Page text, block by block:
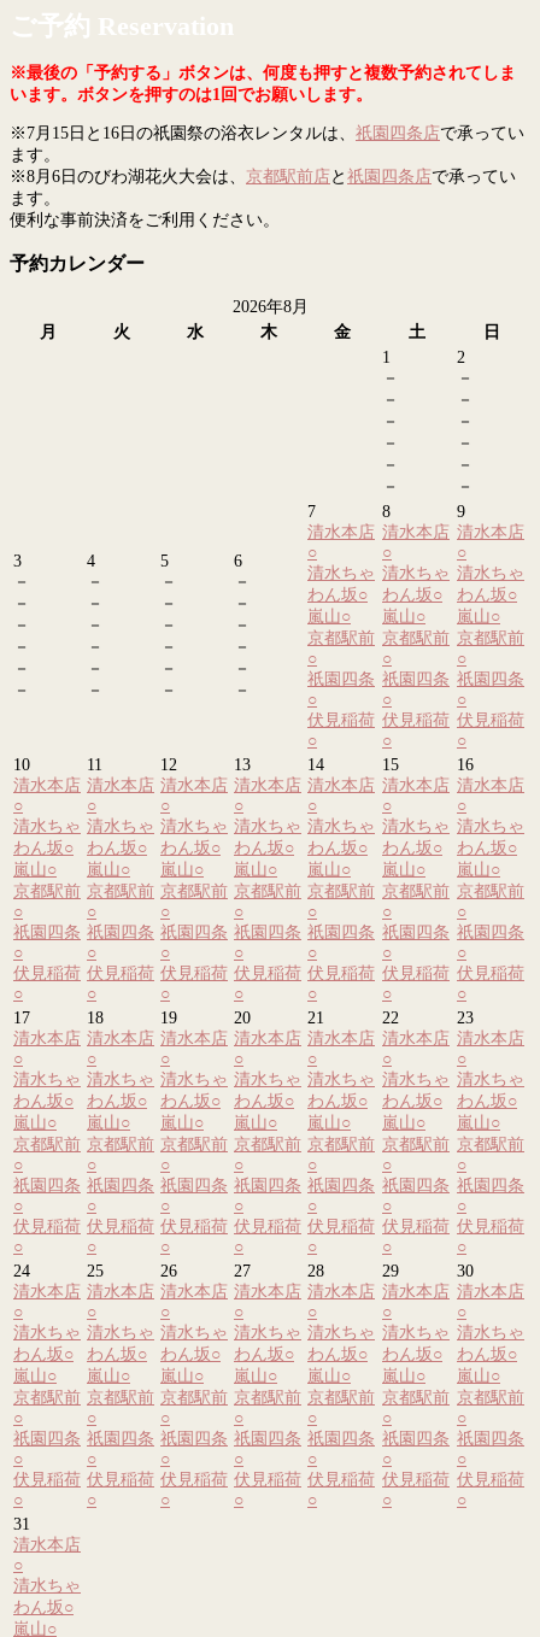
ご予約 Reservation
※最後の「予約する」ボタンは、何度も押すと複数予約されてしま
います。ボタンを押すのは1回でお願いします。
※7月15日と16日の祇園祭の浴衣レンタルは、 祇園四条店で承ってい
ます。
※8月6日のびわ湖花火大会は、 京都駅前店 と 祇園四条店で承ってい
ます。
便利な事前決済をご利用ください。
予約カレンダー
2026年8月
月
火 水 木 金 土
日
1
－
－
－
－
－
－
2
－
－
－
－
－
－
3
－
－
－
－
－
－
4
－
－
－
－
－
－
5
－
－
－
－
－
－
6
－
－
－
－
－
－
7
清水本店
○
清水ちゃ
わん坂○
嵐山○
京都駅前
○
祇園四条
○
伏見稲荷
○
8
清水本店
○
清水ちゃ
わん坂○
嵐山○
京都駅前
○
祇園四条
○
伏見稲荷
○
9
清水本店
○
清水ちゃ
わん坂○
嵐山○
京都駅前
○
祇園四条
○
伏見稲荷
○
10
清水本店
○
清水ちゃ
わん坂○
嵐山○
京都駅前
○
祇園四条
○
伏見稲荷
○
11
清水本店
○
清水ちゃ
わん坂○
嵐山○
京都駅前
○
祇園四条
○
伏見稲荷
○
12
清水本店
○
清水ちゃ
わん坂○
嵐山○
京都駅前
○
祇園四条
○
伏見稲荷
○
13
清水本店
○
清水ちゃ
わん坂○
嵐山○
京都駅前
○
祇園四条
○
伏見稲荷
○
14
清水本店
○
清水ちゃ
わん坂○
嵐山○
京都駅前
○
祇園四条
○
伏見稲荷
○
15
清水本店
○
清水ちゃ
わん坂○
嵐山○
京都駅前
○
祇園四条
○
伏見稲荷
○
16
清水本店
○
清水ちゃ
わん坂○
嵐山○
京都駅前
○
祇園四条
○
伏見稲荷
○
17
清水本店
○
清水ちゃ
わん坂○
嵐山○
京都駅前
○
祇園四条
○
伏見稲荷
○
18
清水本店
○
清水ちゃ
わん坂○
嵐山○
京都駅前
○
祇園四条
○
伏見稲荷
○
19
清水本店
○
清水ちゃ
わん坂○
嵐山○
京都駅前
○
祇園四条
○
伏見稲荷
○
20
清水本店
○
清水ちゃ
わん坂○
嵐山○
京都駅前
○
祇園四条
○
伏見稲荷
○
21
清水本店
○
清水ちゃ
わん坂○
嵐山○
京都駅前
○
祇園四条
○
伏見稲荷
○
22
清水本店
○
清水ちゃ
わん坂○
嵐山○
京都駅前
○
祇園四条
○
伏見稲荷
○
23
清水本店
○
清水ちゃ
わん坂○
嵐山○
京都駅前
○
祇園四条
○
伏見稲荷
○
24
清水本店
○
清水ちゃ
わん坂○
嵐山○
京都駅前
○
祇園四条
○
伏見稲荷
○
25
清水本店
○
清水ちゃ
わん坂○
嵐山○
京都駅前
○
祇園四条
○
伏見稲荷
○
26
清水本店
○
清水ちゃ
わん坂○
嵐山○
京都駅前
○
祇園四条
○
伏見稲荷
○
27
清水本店
○
清水ちゃ
わん坂○
嵐山○
京都駅前
○
祇園四条
○
伏見稲荷
○
28
清水本店
○
清水ちゃ
わん坂○
嵐山○
京都駅前
○
祇園四条
○
伏見稲荷
○
29
清水本店
○
清水ちゃ
わん坂○
嵐山○
京都駅前
○
祇園四条
○
伏見稲荷
○
30
清水本店
○
清水ちゃ
わん坂○
嵐山○
京都駅前
○
祇園四条
○
伏見稲荷
○
31
清水本店
○
清水ちゃ
わん坂○
嵐山○